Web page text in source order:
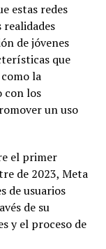
estas redes
de jóvenes
que
la
con los
un uso
el primer
de 2023, Meta
de usuarios
de su
y el proceso de